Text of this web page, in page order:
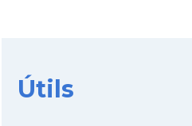
Útils